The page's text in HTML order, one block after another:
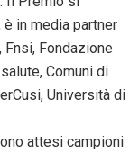
in media partner
Fnsi, Fondazione
Comuni di
Università di
attesi campioni